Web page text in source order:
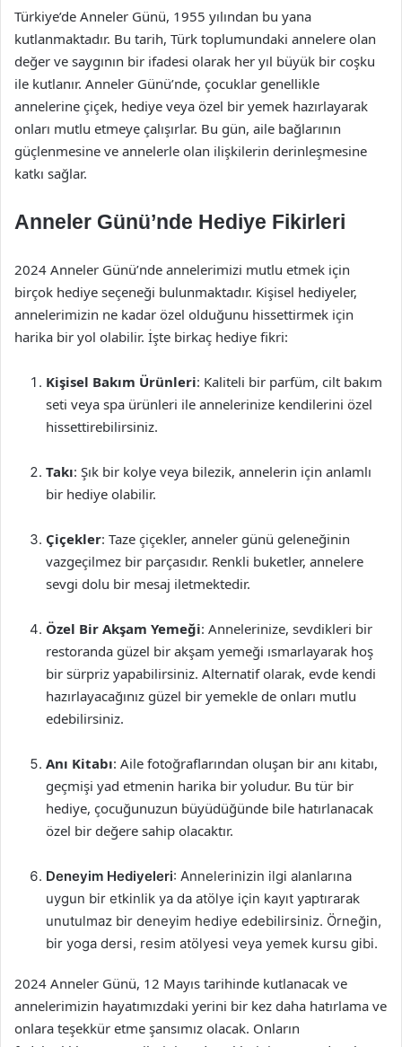
Türkiye’de Anneler Günü, 1955 yılından bu yana
kutlanmaktadır. Bu tarih, Türk toplumundaki annelere olan
değer ve saygının bir ifadesi olarak her yıl büyük bir coşku
ile kutlanır. Anneler Günü’nde, çocuklar genellikle
annelerine çiçek, hediye veya özel bir yemek hazırlayarak
onları mutlu etmeye çalışırlar. Bu gün, aile bağlarının
güçlenmesine ve annelerle olan ilişkilerin derinleşmesine
katkı sağlar.
Anneler Günü’nde Hediye Fikirleri
2024 Anneler Günü’nde annelerimizi mutlu etmek için
birçok hediye seçeneği bulunmaktadır. Kişisel hediyeler,
annelerimizin ne kadar özel olduğunu hissettirmek için
harika bir yol olabilir. İşte birkaç hediye fikri:
Kişisel Bakım Ürünleri: Kaliteli bir parfüm, cilt bakım
seti veya spa ürünleri ile annelerinize kendilerini özel
hissettirebilirsiniz.
Takı: Şık bir kolye veya bilezik, annelerin için anlamlı
bir hediye olabilir.
Çiçekler: Taze çiçekler, anneler günü geleneğinin
vazgeçilmez bir parçasıdır. Renkli buketler, annelere
sevgi dolu bir mesaj iletmektedir.
Özel Bir Akşam Yemeği: Annelerinize, sevdikleri bir
restoranda güzel bir akşam yemeği ısmarlayarak hoş
bir sürpriz yapabilirsiniz. Alternatif olarak, evde kendi
hazırlayacağınız güzel bir yemekle de onları mutlu
edebilirsiniz.
Anı Kitabı: Aile fotoğraflarından oluşan bir anı kitabı,
geçmişi yad etmenin harika bir yoludur. Bu tür bir
hediye, çocuğunuzun büyüdüğünde bile hatırlanacak
özel bir değere sahip olacaktır.
Deneyim Hediyeleri: Annelerinizin ilgi alanlarına
uygun bir etkinlik ya da atölye için kayıt yaptırarak
unutulmaz bir deneyim hediye edebilirsiniz. Örneğin,
bir yoga dersi, resim atölyesi veya yemek kursu gibi.
2024 Anneler Günü, 12 Mayıs tarihinde kutlanacak ve
annelerimizin hayatımızdaki yerini bir kez daha hatırlama ve
onlara teşekkür etme şansımız olacak. Onların